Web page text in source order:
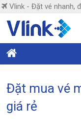
Skip
content
Vlink - Đặt vé nhanh,
Vlink
nhanh,
đồng
hành
Đặt mua vé
giá rẻ